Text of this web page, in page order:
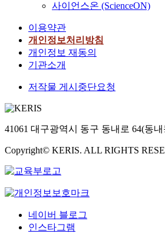
사이언스온 (ScienceON)
이용약관
개인정보처리방침
개인정보 재동의
기관소개
저작물 게시중단요청
41061 대구광역시 동구 동내로 64(동
Copyright© KERIS. ALL RIGHTS
네이버 블로그
인스타그램